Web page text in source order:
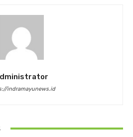
indramayunews.id